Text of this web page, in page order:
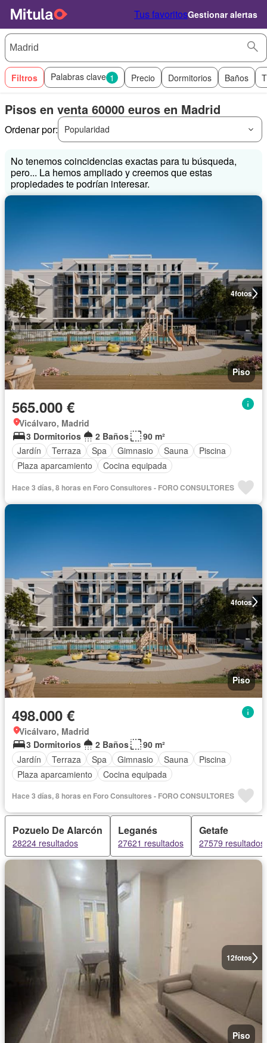
Tus favoritosGestionar alertas
Filtros Palabras clave 1 Precio Dormitorios Baños
Pisos en venta 60000 euros en Madrid
Ordenar por: Popularidad
No tenemos coincidencias exactas para tu búsqueda,
pero... La hemos ampliado y creemos que estas
propiedades te podrían interesar.
4fotos
Piso
565.000 €
Vicálvaro, Madrid
3 Dormitorios
2 Baños
90 m²
Jardín
Terraza Spa Gimnasio Sauna
Piscina
Plaza aparcamiento
Cocina equipada
Hace 3 días, 8 horas en Foro Consultores - FORO CONSULTORES
4fotos
Piso
498.000 €
Vicálvaro, Madrid
3 Dormitorios
2 Baños
90 m²
Jardín
Terraza Spa Gimnasio Sauna
Piscina
Plaza aparcamiento
Cocina equipada
Hace 3 días, 8 horas en Foro Consultores - FORO CONSULTORES
Pozuelo De Alarcón
28224 resultados
Leganés
27621 resultados
Getafe
27579 resultados
12fotos
Piso